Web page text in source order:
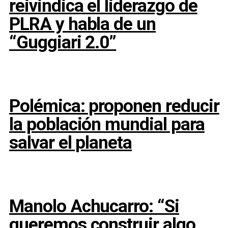
reivindica el liderazgo de
PLRA y habla de un
“Guggiari 2.0”
Polémica: proponen reducir
la población mundial para
salvar el planeta
Manolo Achucarro: “Si